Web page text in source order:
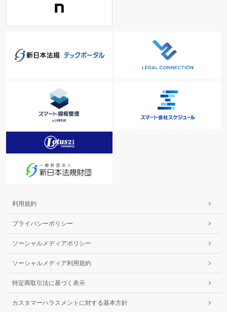
利用規約
プライバシーポリシー
ソーシャルメディアポリシー
ソーシャルメディア利用規約
特定商取引法に基づく表示
カスタマーハラスメントに対する基本方針